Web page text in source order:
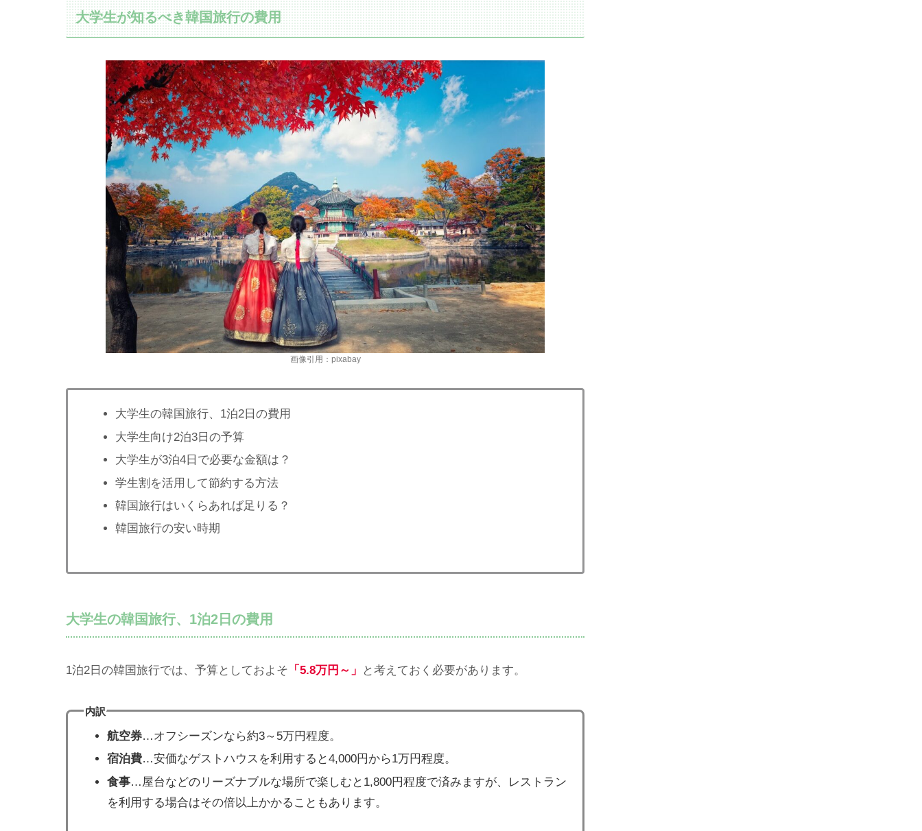
大学生が知るべき韓国旅行の費用
画像引用：pixabay
大学生の韓国旅行、1泊2日の費用
大学生向け2泊3日の予算
大学生が3泊4日で必要な金額は？
学生割を活用して節約する方法
韓国旅行はいくらあれば足りる？
韓国旅行の安い時期
大学生の韓国旅行、1泊2日の費用
1泊2日の韓国旅行では、予算としておよそ 「5.8万円～」 と考えておく必要があります。
内訳
航空券…オフシーズンなら約3～5万円程度。
宿泊費…安価なゲストハウスを利用すると4,000円から1万円程度。
食事…屋台などのリーズナブルな場所で楽しむと1,800円程度で済みますが、レストラン
を利用する場合はその倍以上かかることもあります。